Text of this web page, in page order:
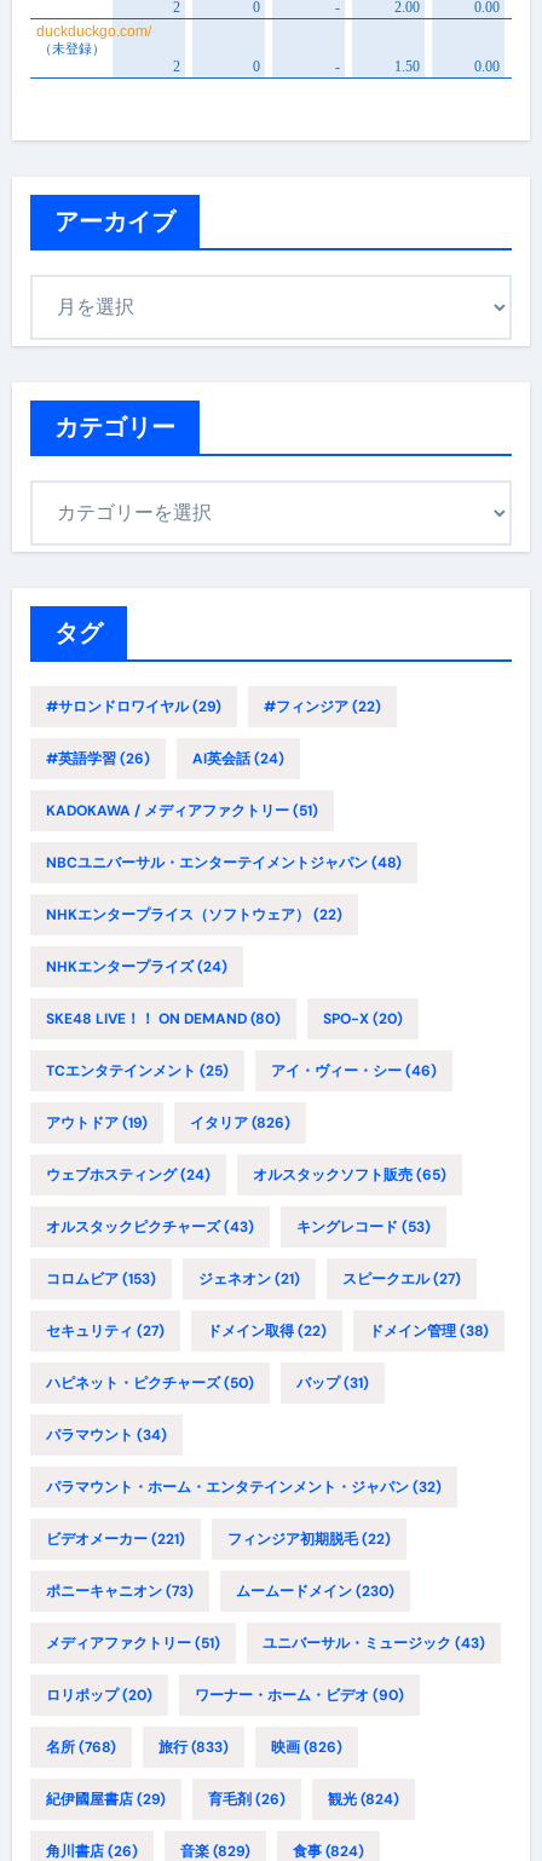
アーカイブ
カテゴリー
タグ
#サロンドロワイヤル(29) #フィンジア(22)
#英語学習(26) AI英会話(24)
KADOKAWA / メディアファクトリー(51)
NBCユニバーサル・エンターテイメントジャパン(48)
NHKエンタープライス（ソフトウェア） (22)
NHKエンタープライズ(24)
SKE48 LIVE！！ ON DEMAND(80) SPO-X(20)
TCエンタテインメント (25) アイ・ヴィー・シー(46)
アウトドア(19) イタリア(826)
ウェブホスティング(24) オルスタックソフト販売(65)
オルスタックピクチャーズ(43) キングレコード (53)
コロムビア(153) ジェネオン(21) スピークエル(27)
セキュリティ (27) ドメイン取得(22) ドメイン管理(38)
ハピネット・ピクチャーズ(50) バップ(31)
パラマウント (34)
パラマウント・ホーム・エンタテインメント・ジャパン(32)
ビデオメーカー(221) フィンジア初期脱毛(22)
ポニーキャニオン(73) ムームードメイン(230)
メディアファクトリー(51) ユニバーサル・ミュージック (43)
ロリポップ(20) ワーナー・ホーム・ビデオ (90)
名所(768) 旅行(833) 映画(826)
紀伊國屋書店(29) 育毛剤 (26) 観光(824)
角川書店(26) 音楽(829) 食事(824)